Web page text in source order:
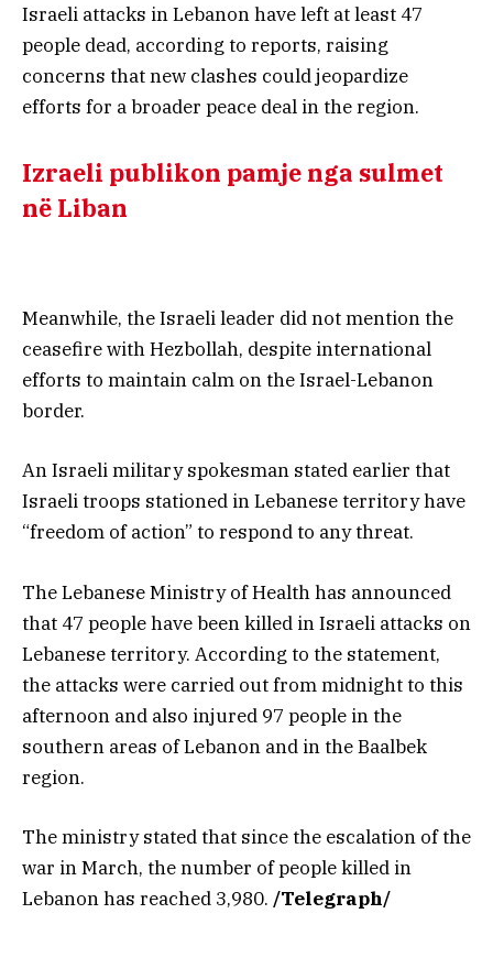
Israeli attacks in Lebanon have left at least 47
people dead, according to reports, raising
concerns that new clashes could jeopardize
efforts for a broader peace deal in the region.
Izraeli publikon pamje nga sulmet
në Liban
Meanwhile, the Israeli leader did not mention the
ceasefire with Hezbollah, despite international
efforts to maintain calm on the Israel-Lebanon
border.
An Israeli military spokesman stated earlier that
Israeli troops stationed in Lebanese territory have
“freedom of action” to respond to any threat.
The Lebanese Ministry of Health has announced
that 47 people have been killed in Israeli attacks on
Lebanese territory. According to the statement,
the attacks were carried out from midnight to this
afternoon and also injured 97 people in the
southern areas of Lebanon and in the Baalbek
region.
The ministry stated that since the escalation of the
war in March, the number of people killed in
Lebanon has reached 3,980. /Telegraph/